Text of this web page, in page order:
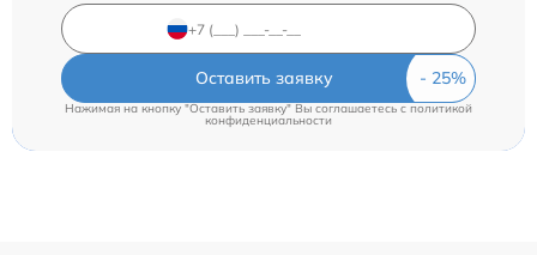
Оставить заявку
Нажимая на кнопку "Оставить заявку" Вы соглашаетесь c политикой
конфиденциальности